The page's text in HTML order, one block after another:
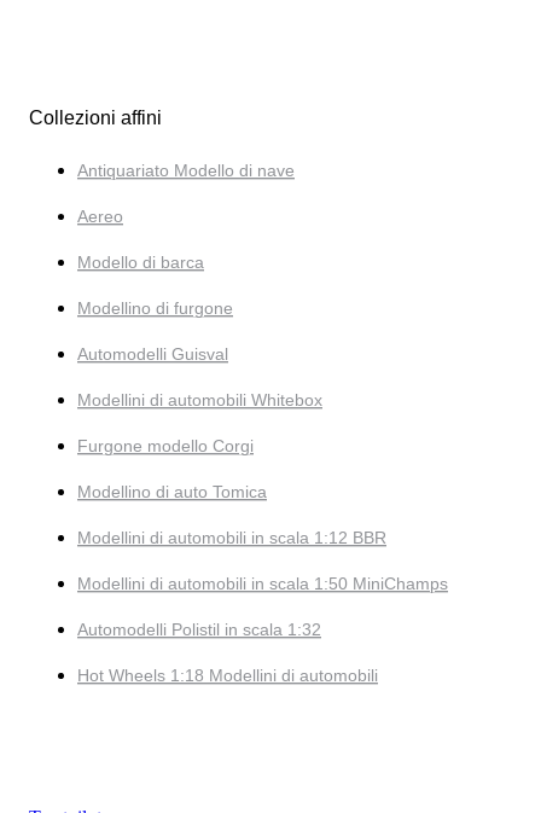
Collezioni affini
Antiquariato Modello di nave
Aereo
Modello di barca
Modellino di furgone
Automodelli Guisval
Modellini di automobili Whitebox
Furgone modello Corgi
Modellino di auto Tomica
Modellini di automobili in scala 1:12 BBR
Modellini di automobili in scala 1:50 MiniChamps
Automodelli Polistil in scala 1:32
Hot Wheels 1:18 Modellini di automobili